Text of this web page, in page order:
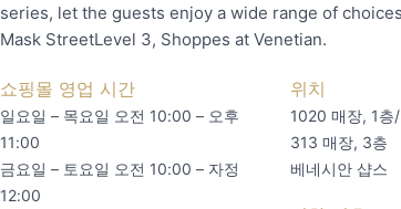
series, let the guests enjoy a wide range of
Mask StreetLevel 3, Shoppes at Venetian.
쇼핑몰 영업 시간
일요일 – 목요일 오전 10:00 – 오후
11:00
금요일 – 토요일 오전 10:00 – 자정
12:00
위치
1020 매장, 1층
313 매장, 3층
베네시안 샵스